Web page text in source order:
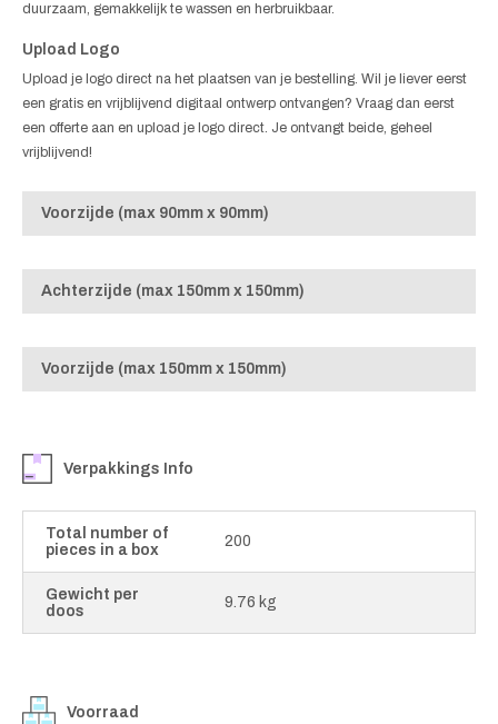
duurzaam, gemakkelijk te wassen en herbruikbaar.
Upload Logo
Upload je logo direct na het plaatsen van je bestelling. Wil je liever eerst
een gratis en vrijblijvend digitaal ontwerp ontvangen? Vraag dan eerst
een offerte aan en upload je logo direct. Je ontvangt beide, geheel
vrijblijvend!
Voorzijde (max 90mm x 90mm)
Achterzijde (max 150mm x 150mm)
Voorzijde (max 150mm x 150mm)
Verpakkings Info
Total number of
pieces in a box
200
Gewicht per
doos
9.76 kg
Voorraad